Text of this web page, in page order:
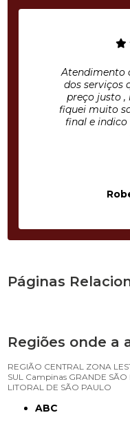
Atendimento
dos serviços
preço justo ,
fiquei muito
final e indico
Páginas
Regiões onde a
REGIÃO CENTRAL ZONA
SUL Campinas GRANDE SÃO
LITORAL DE SÃO PAULO
ABC